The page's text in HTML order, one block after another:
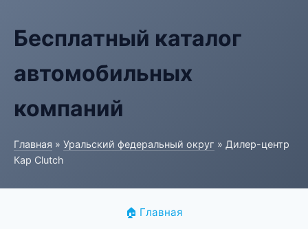
Бесплатный каталог
автомобильных
компаний
Главная » Уральский федеральный округ » Дилер-центр
Кар Clutch
🏠 Главная